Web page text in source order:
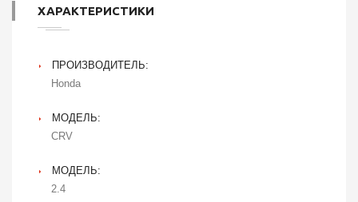
ХАРАКТЕРИСТИКИ
ПРОИЗВОДИТЕЛЬ:
Honda
МОДЕЛЬ:
CRV
МОДЕЛЬ:
2.4